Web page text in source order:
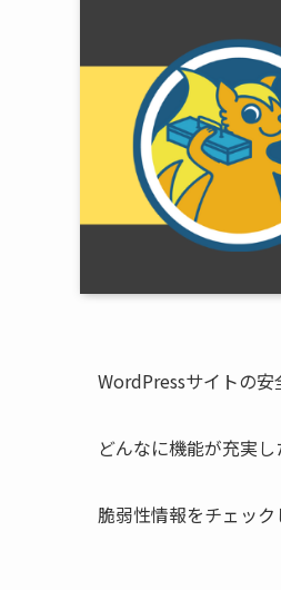
WordPressサイトの
どんなに機能が充実
脆弱性情報をチェッ